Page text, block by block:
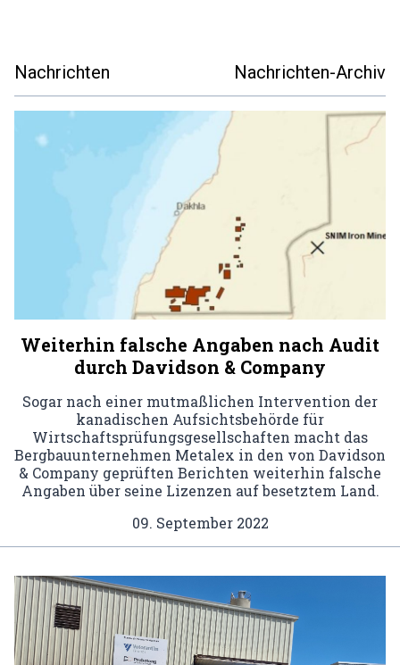
Nachrichten Nachrichten-Archiv
Weiterhin falsche Angaben nach Audit
durch Davidson & Company
Sogar nach einer mutmaßlichen Intervention der
kanadischen Aufsichtsbehörde für
Wirtschaftsprüfungsgesellschaften macht das
Bergbauunternehmen Metalex in den von Davidson
& Company geprüften Berichten weiterhin falsche
Angaben über seine Lizenzen auf besetztem Land.
09. September 2022